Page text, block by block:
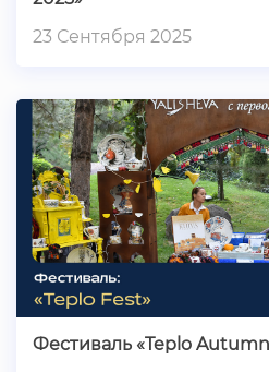
23 Сентября 2025
Фестиваль «Teplo